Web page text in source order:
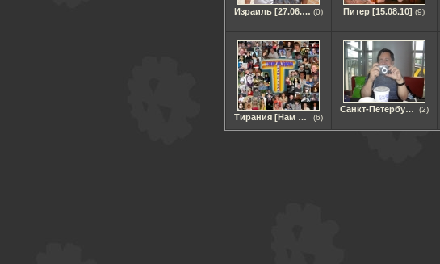
Израиль [27.06.08] (0) Питер [15.08.10] (9)
Тирания [Нам 3 года] (6)
Санкт-Петербург [19.07.2011] (2)